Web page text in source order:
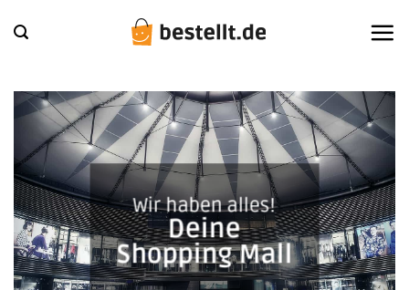
Inhalt
Wir haben alles!
Deine
Shopping Mall